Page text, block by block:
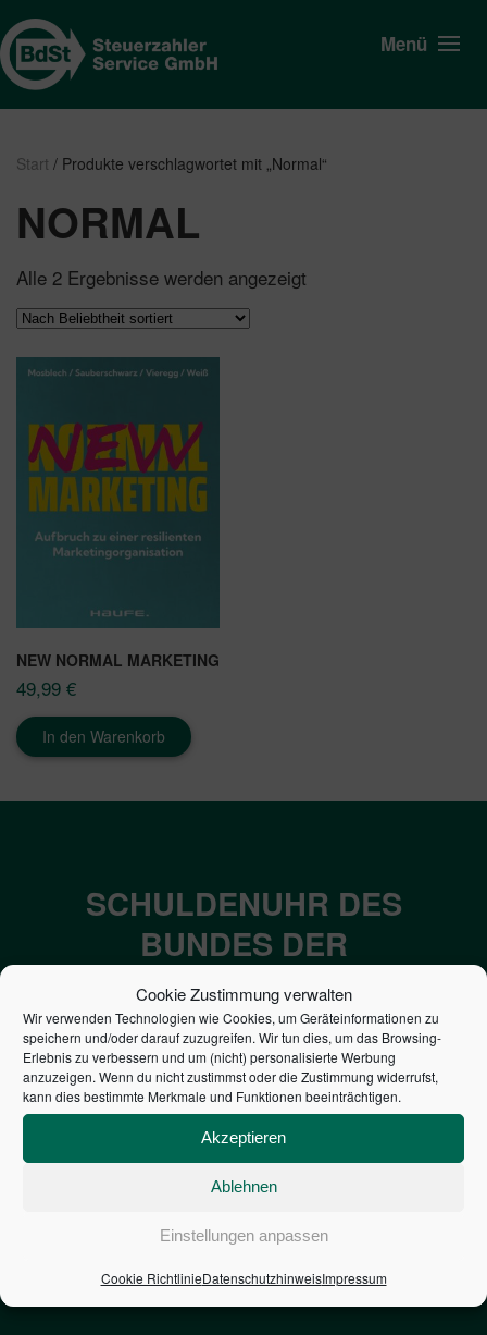
Cookie Zustimmung verwalten
Wir verwenden Technologien wie Cookies, um Geräteinformationen zu
speichern und/oder darauf zuzugreifen. Wir tun dies, um das Browsing-
Erlebnis zu verbessern und um (nicht) personalisierte Werbung
anzuzeigen. Wenn du nicht zustimmst oder die Zustimmung widerrufst,
kann dies bestimmte Merkmale und Funktionen beeinträchtigen.
Akzeptieren
Ablehnen
Einstellungen anpassen
Cookie RichtlinieDatenschutzhinweisImpressum
Menü
Start / Produkte verschlagwortet mit „Normal“
NORMAL
Alle 2 Ergebnisse werden angezeigt
NEW NORMAL MARKETING
49,99 €
In den Warenkorb
SCHULDENUHR DES
BUNDES DER
STEUERZAHLER
7,052€
NEUVERSCHULDUNG
PRO SEKUNDE
1,601
ZINSEN
PRO SEKUNDE